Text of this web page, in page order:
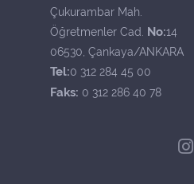
Çukurambar Mah.
Öğretmenler Cad. No:14
06530, Çankaya/ANKARA
Tel:0 312 284 45 00
Faks: 0 312 286 40 78